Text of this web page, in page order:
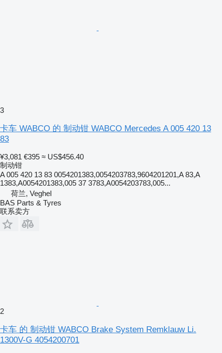
3
卡车 WABCO 的 制动钳 WABCO Mercedes A 005 420 13
83
¥3,081 €395 ≈ US$456.40
制动钳
A 005 420 13 83 0054201383,0054203783,9604201201,A 83,A
1383,A0054201383,005 37 3783,A0054203783,005...
荷兰, Veghel
BAS Parts & Tyres
联系卖方
2
卡车 的 制动钳 WABCO Brake System Remklauw Li.
1300V-G 4054200701